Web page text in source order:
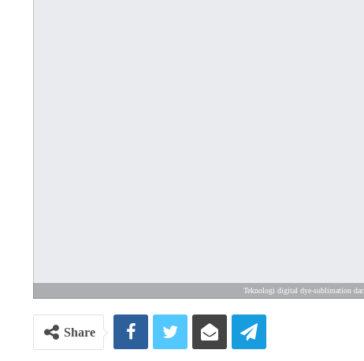
Teknologi digital dye-sublimation
Share